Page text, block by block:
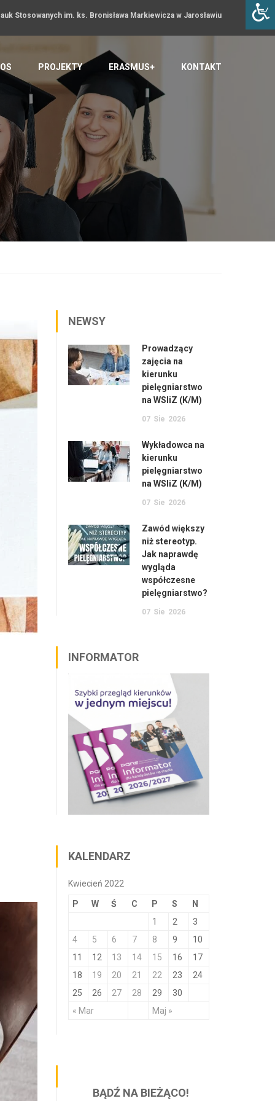
Stosowanych im. ks. Bronisława Markiewicza w Jarosławiu
PROJEKTY ERASMUS+ KONTAKT
NEWSY
Prowadzący
zajęcia na
kierunku
pielęgniarstwo
na WSIiZ (K/M)
07 Sie 2026
Wykładowca na
kierunku
pielęgniarstwo
na WSIiZ (K/M)
07 Sie 2026
Zawód większy
niż stereotyp.
Jak naprawdę
wygląda
współczesne
pielęgniarstwo?
07 Sie 2026
INFORMATOR
KALENDARZ
Kwiecień 2022
P W Ś C P S N
« Mar Maj »
1 2
3
4
5 6 7 8 9
10
11
12 13 14 15 16
17
18
19 20 21 22 23
24
25
26 27 28 29 30
BĄDŹ NA BIEŻĄCO!